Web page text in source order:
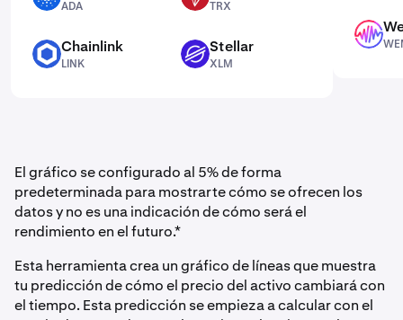
ADA TRX
Chainlink
LINK
XLM Stellar
XLM
WEMIX
El gráfico se configurado al 5% de forma
predeterminada para mostrarte cómo se ofrecen los
datos y no es una indicación de cómo será el
rendimiento en el futuro.*
Esta herramienta crea un gráfico de líneas que muestra
tu predicción de cómo el precio del activo cambiará con
el tiempo. Esta predicción se empieza a calcular con el